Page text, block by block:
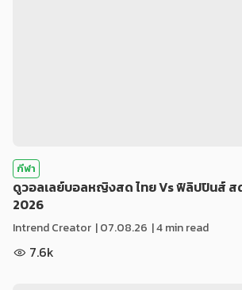
กีฬา
ดูวอลเลย์บอลหญิงสด ไทย Vs ฟิลิปปินส์ ส
2026
Intrend Creator |07.08.26 | 4 min read
7.6k